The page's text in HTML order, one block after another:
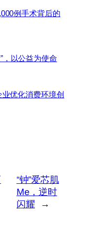
例手术背后的
，以公益为使命
优化消费环境创
“钟”爱芯肌
Me，逆时
闪耀
→